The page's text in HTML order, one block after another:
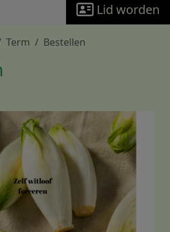
Lid worden
Term Bestellen